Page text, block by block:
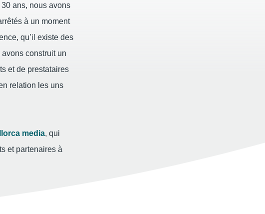
ans, nous avons
à un moment
qu’il existe des
construit un
et de prestataires
relation les uns
media, qui
et partenaires à